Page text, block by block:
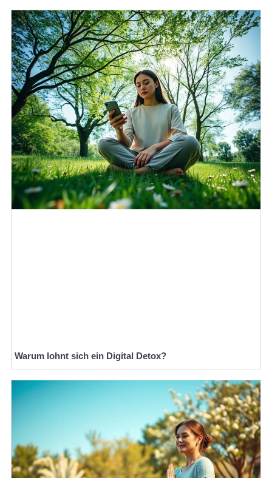
Warum lohnt sich ein Digital Detox?